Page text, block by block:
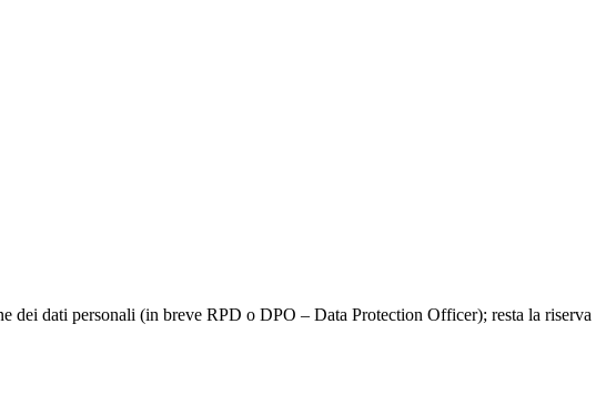
dei dati personali (in breve RPD o DPO – Data Protection Officer); resta la riserva